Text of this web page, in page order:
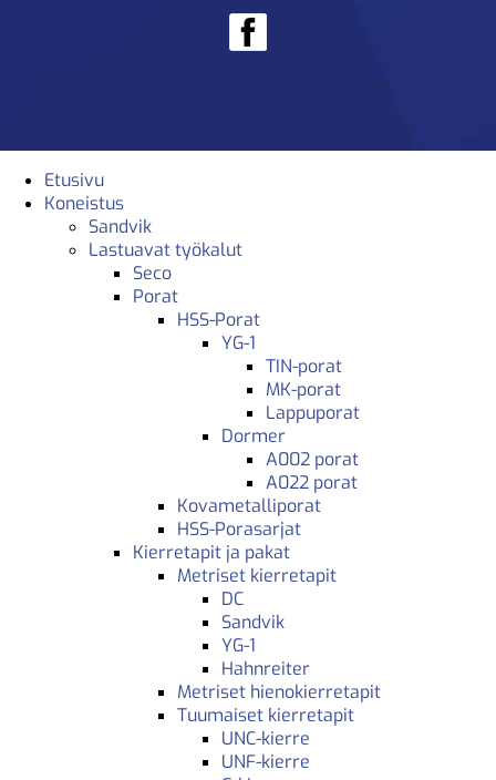
Etusivu
Koneistus
Sandvik
Lastuavat työkalut
Seco
Porat
HSS-Porat
YG-1
TIN-porat
MK-porat
Lappuporat
Dormer
A002 porat
A022 porat
Kovametalliporat
HSS-Porasarjat
Kierretapit ja pakat
Metriset kierretapit
DC
Sandvik
YG-1
Hahnreiter
Metriset hienokierretapit
Tuumaiset kierretapit
UNC-kierre
UNF-kierre